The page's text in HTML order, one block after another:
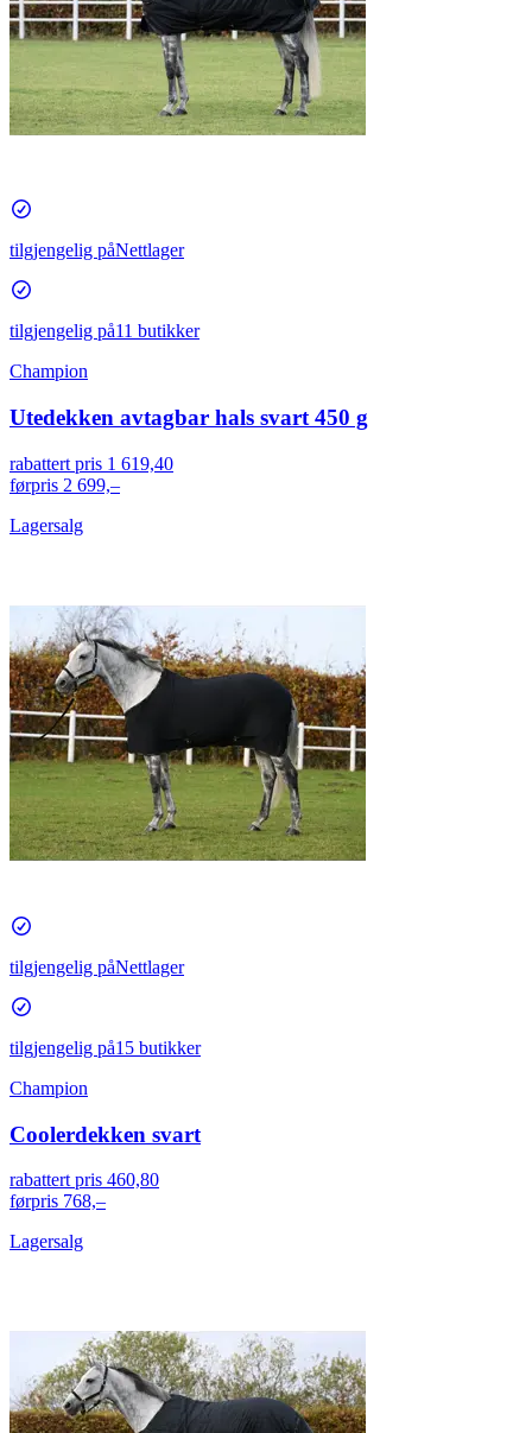
tilgjengelig påNettlager
tilgjengelig på11 butikker
Champion
Utedekken avtagbar hals svart 450 g
rabattert pris 1 619,40
førpris 2 699,–
Lagersalg
tilgjengelig påNettlager
tilgjengelig på15 butikker
Champion
Coolerdekken svart
rabattert pris 460,80
førpris 768,–
Lagersalg